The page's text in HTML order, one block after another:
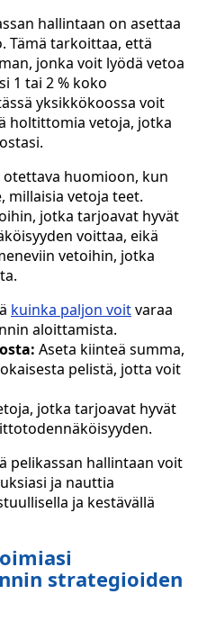
hallintaan on asettaa
Tämä tarkoittaa, että
jonka voit lyödä vetoa
1 tai 2 % koko
yksikkökoossa voit
holtittomia vetoja, jotka
huomioon, kun
millaisia vetoja teet.
jotka tarjoavat hyvät
voittaa, eikä
vetoihin, jotka
kuinka paljon voitvaraa
aloittamista.
Aseta kiinteä summa,
pelistä, jotta voit
jotka tarjoavat hyvät
pelikassan hallintaan voit
ja nauttia
ja kestävällä
strategioiden